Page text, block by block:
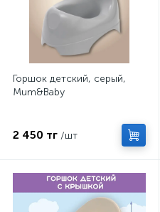
Горшок детский, серый,
Mum&Baby
2 450 тг /шт